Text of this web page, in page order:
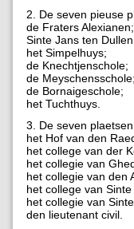
2. De seven pieuse
de Fraters Alexianen;
Sinte Jans ten
het Simpelhuys;
de Knechtjenschole;
de Meyschensschole;
de Bornaigeschole;
het Tuchthuys.
3. De seven
het Hof van den
het college van der
het collegie van
het collegie van den
het college van Sinte
het collegie van
den lieutenant civil.